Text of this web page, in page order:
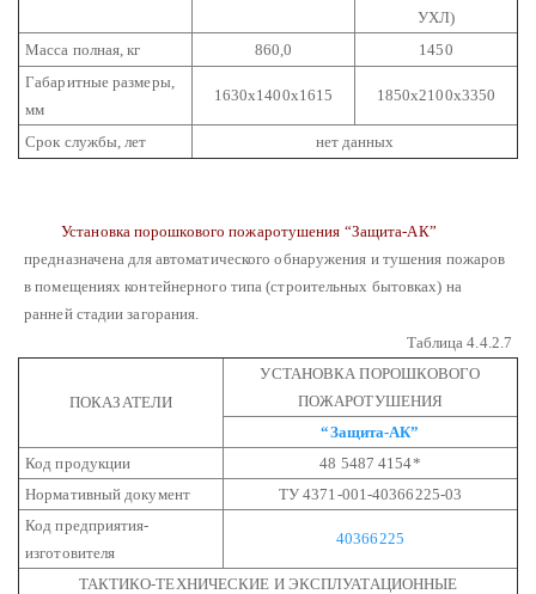
УХЛ)
Масса полная, кг
860,0
1450
Габаритные размеры,
мм
1630х1400х1615 1850х2100х3350
Срок службы, лет нет данных
Установка порошкового пожаротушения “Защита-АК”
предназначена для автоматического обнаружения и тушения пожаров
в помещениях контейнерного типа (строительных бытовках) на
ранней стадии загорания.
Таблица 4.4.2.7
ПОКАЗАТЕЛИ
УСТАНОВКА ПОРОШКОВОГО
ПОЖАРОТУШЕНИЯ
“Защита-АК”
Код продукции
48 5487 4154*
Нормативный документ
ТУ 4371-001-40366225-03
Код предприятия-
изготовителя
40366225
ТАКТИКО-ТЕХНИЧЕСКИЕ И ЭКСПЛУАТАЦИОННЫЕ